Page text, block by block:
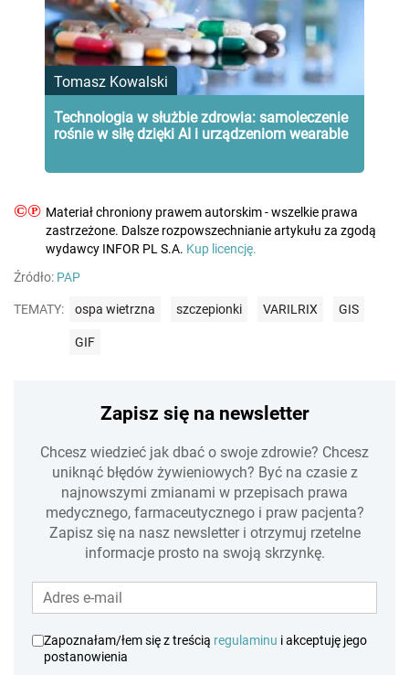
Tomasz Kowalski
Technologia w służbie zdrowia: samoleczenie
rośnie w siłę dzięki AI i urządzeniom wearable
©℗ Materiał chroniony prawem autorskim - wszelkie prawa
zastrzeżone. Dalsze rozpowszechnianie artykułu za zgodą
wydawcy INFOR PL S.A. Kup licencję.
Źródło: PAP
TEMATY: ospa wietrzna szczepionki VARILRIX GIS
GIF
Zapisz się na newsletter
Chcesz wiedzieć jak dbać o swoje zdrowie? Chcesz
uniknąć błędów żywieniowych? Być na czasie z
najnowszymi zmianami w przepisach prawa
medycznego, farmaceutycznego i praw pacjenta?
Zapisz się na nasz newsletter i otrzymuj rzetelne
informacje prosto na swoją skrzynkę.
Zapoznałam/łem się z treścią regulaminu i akceptuję jego
postanowienia